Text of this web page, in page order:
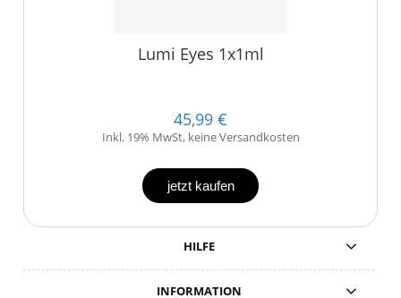
Lumi Eyes 1x1ml
45,99 €
Inkl. 19% MwSt, keine Versandkosten
jetzt kaufen
HILFE
INFORMATION